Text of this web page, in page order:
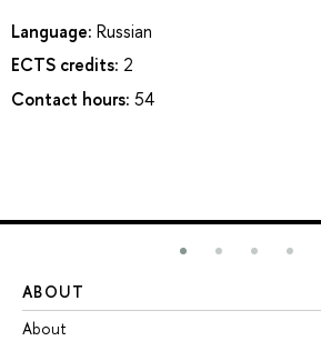
Language: Russian
ECTS credits: 2
Contact hours: 54
ABOUT
About